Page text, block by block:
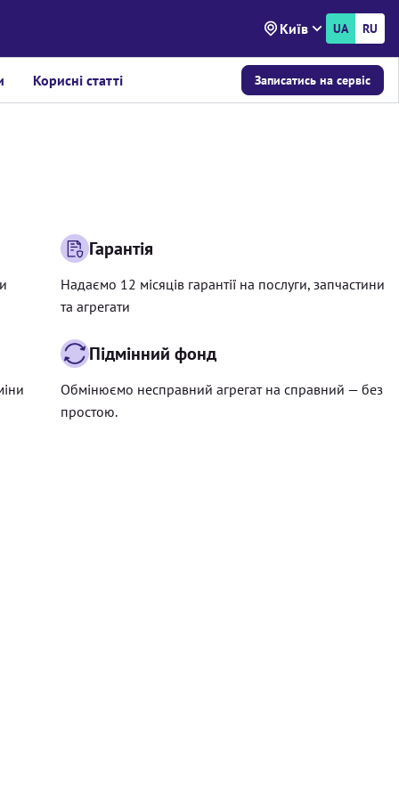
Київ UA RU
Корисні статті Записатись на сервіс
Гарантія
Надаємо 12 місяців гарантії на послуги, запчастини
та агрегати
Підмінний фонд
Обмінюємо несправний агрегат на справний — без
простою.